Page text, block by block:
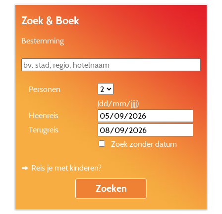
Zoek & Boek
Bestemming
Personen
(dd/mm/jjjj)
Heenreis
Terugreis
Zoek zonder datum
Reis je met kinderen?